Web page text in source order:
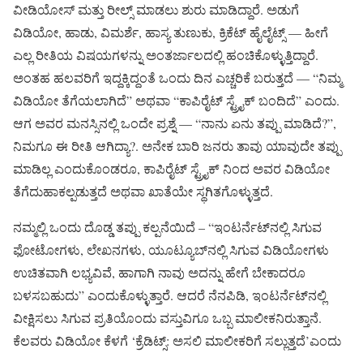
ವೀಡಿಯೋಸ್ ಮತ್ತು ರೀಲ್ಸ್ ಮಾಡಲು ಶುರು ಮಾಡಿದ್ದಾರೆ. ಅಡುಗೆ
ವಿಡಿಯೋ, ಹಾಡು, ವಿಮರ್ಶೆ, ಹಾಸ್ಯ ತುಣುಕು, ಕ್ರಿಕೆಟ್ ಹೈಲೈಟ್ಸ್ — ಹೀಗೆ
ಎಲ್ಲ ರೀತಿಯ ವಿಷಯಗಳನ್ನು ಅಂತರ್ಜಾಲದಲ್ಲಿ ಹಂಚಿಕೊಳ್ಳುತ್ತಿದ್ದಾರೆ.
ಅಂತಹ ಹಲವರಿಗೆ ಇದ್ದಕ್ಕಿದ್ದಂತೆ ಒಂದು ದಿನ ಎಚ್ಚರಿಕೆ ಬರುತ್ತದೆ — “ನಿಮ್ಮ
ವಿಡಿಯೋ ತೆಗೆಯಲಾಗಿದೆ” ಅಥವಾ “ಕಾಪಿರೈಟ್ ಸ್ಟ್ರೈಕ್ ಬಂದಿದೆ” ಎಂದು.
ಆಗ ಅವರ ಮನಸ್ಸಿನಲ್ಲಿ ಒಂದೇ ಪ್ರಶ್ನೆ — “ನಾನು ಏನು ತಪ್ಪು ಮಾಡಿದೆ?”,
ನಿಮಗೂ ಈ ರೀತಿ ಆಗಿದ್ಯಾ?. ಅನೇಕ ಬಾರಿ ಜನರು ತಾವು ಯಾವುದೇ ತಪ್ಪು
ಮಾಡಿಲ್ಲ ಎಂದುಕೊಂಡರೂ, ಕಾಪಿರೈಟ್ ಸ್ಟ್ರೈಕ್ ನಿಂದ ಅವರ ವಿಡಿಯೋ
ತೆಗೆದುಹಾಕಲ್ಪಡುತ್ತದೆ ಅಥವಾ ಖಾತೆಯೇ ಸ್ಥಗಿತಗೊಳ್ಳುತ್ತದೆ.
ನಮ್ಮಲ್ಲಿ ಒಂದು ದೊಡ್ಡ ತಪ್ಪು ಕಲ್ಪನೆಯಿದೆ – “ಇಂಟರ್ನೆಟ್‌ನಲ್ಲಿ ಸಿಗುವ
ಫೋಟೋಗಳು, ಲೇಖನಗಳು, ಯೂಟ್ಯೂಬ್‌ನಲ್ಲಿ ಸಿಗುವ ವಿಡಿಯೋಗಳು
ಉಚಿತವಾಗಿ ಲಭ್ಯವಿವೆ, ಹಾಗಾಗಿ ನಾವು ಅದನ್ನು ಹೇಗೆ ಬೇಕಾದರೂ
ಬಳಸಬಹುದು” ಎಂದುಕೊಳ್ಳುತ್ತಾರೆ. ಆದರೆ ನೆನಪಿಡಿ, ಇಂಟರ್ನೆಟ್‌ನಲ್ಲಿ
ವೀಕ್ಷಿಸಲು ಸಿಗುವ ಪ್ರತಿಯೊಂದು ವಸ್ತುವಿಗೂ ಒಬ್ಬ ಮಾಲೀಕನಿರುತ್ತಾನೆ.
ಕೆಲವರು ವಿಡಿಯೋ ಕೆಳಗೆ ‘ಕ್ರೆಡಿಟ್ಸ್: ಅಸಲಿ ಮಾಲೀಕರಿಗೆ ಸಲ್ಲುತ್ತದೆ’ಎಂದು